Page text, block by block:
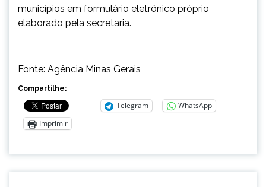
municípios em formulário eletrônico próprio
elaborado pela secretaria.
Fonte: Agência Minas Gerais
Compartilhe:
Telegram
WhatsApp
Imprimir